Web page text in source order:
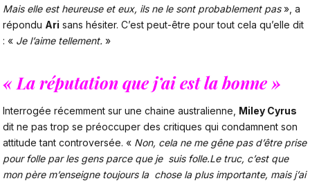
Mais elle est heureuse et eux, ils ne le sont probablement pas», a
répondu Ari sans hésiter. C’est peut-être pour tout cela qu’elle dit
: « Je l’aime tellement. »
« La réputation que j’ai est la bonne »
Interrogée récemment sur une chaine australienne, Miley Cyrus
dit ne pas trop se préoccuper des critiques qui condamnent son
attitude tant controversée. « Non, cela ne me gêne pas d’être prise
pour folle par les gens parce que je suis folle.Le truc, c’est que
mon père m’enseigne toujours la chose la plus importante, mais j’ai